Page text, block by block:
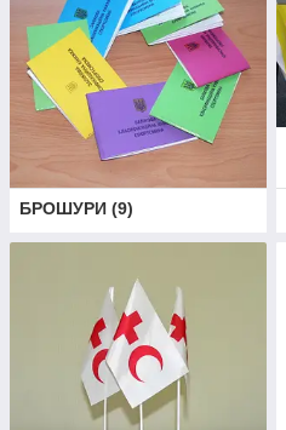
БРОШУРИ (9)